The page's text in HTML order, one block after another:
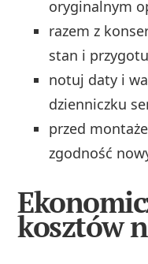
oryginalnym
razem z
stan i
notuj daty i
dzienniczku
przed
zgodność
kosztów